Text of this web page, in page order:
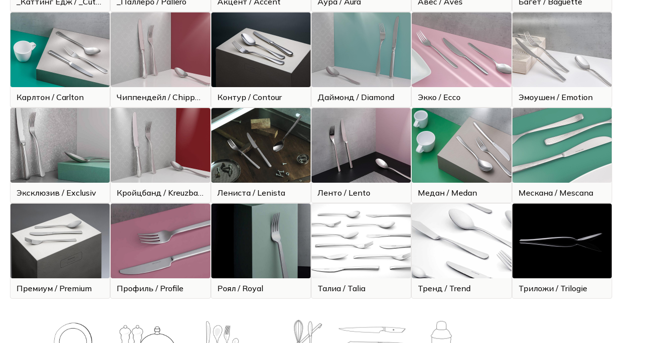
Все для гостиниц
Карлтон / Carlton Чиппендейл / Chippendale Контур / Contour Даймонд / Diamond Экко / Ecco Эмоушен / Emotion
Эксклюзив / Exclusiv Кройцбанд / Kreuzband Лениста / Lenista Ленто / Lento Медан / Medan Мескана / Mescana
Премиум / Premium Профиль / Profile Роял / Royal Талиа / Talia Тренд / Trend Триложи / Trilogie